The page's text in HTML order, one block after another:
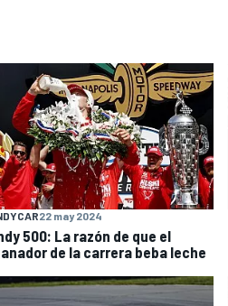
22 may 2024
500: La razón de que el
de la carrera beba leche